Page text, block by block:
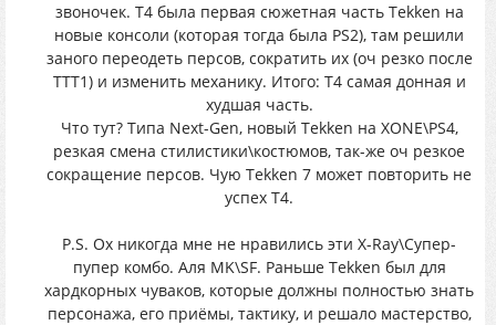
звоночек. T4 была первая сюжетная часть Tekken на
новые консоли (которая тогда была PS2), там решили
заного переодеть персов, сократить их (оч резко после
TTT1) и изменить механику. Итого: T4 самая донная и
худшая часть.
Что тут? Типа Next-Gen, новый Tekken на XONE\PS4,
резкая смена стилистики\костюмов, так-же оч резкое
сокращение персов. Чую Tekken 7 может повторить не
успех T4.
P.S. Ох никогда мне не нравились эти X-Ray\Супер-
пупер комбо. Аля MK\SF. Раньше Tekken был для
хардкорных чуваков, которые должны полностью знать
персонажа, его приёмы, тактику, и решало мастерство,